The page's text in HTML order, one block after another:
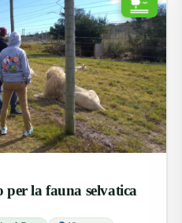
la fauna selvatica